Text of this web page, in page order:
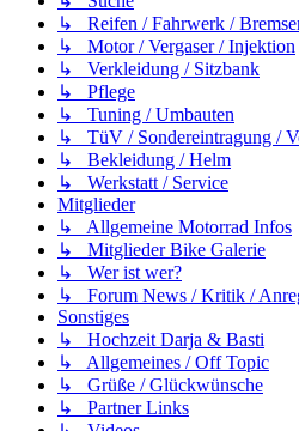
↳ Reifen / Fahrwerk /
↳ Motor / Vergaser / Injektion
↳ Verkleidung / Sitzbank
↳ Pflege
↳ Tuning / Umbauten
↳ TüV / Sondereintragung /
↳ Bekleidung / Helm
↳ Werkstatt / Service
Mitglieder
↳ Allgemeine Motorrad Infos
↳ Mitglieder Bike Galerie
↳ Wer ist wer?
↳ Forum News / Kritik /
Sonstiges
↳ Hochzeit Darja & Basti
↳ Allgemeines / Off Topic
↳ Grüße / Glückwünsche
↳ Partner Links